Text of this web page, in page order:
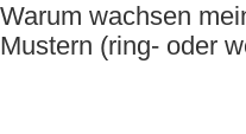
Warum wachsen
Mustern (ring- oder